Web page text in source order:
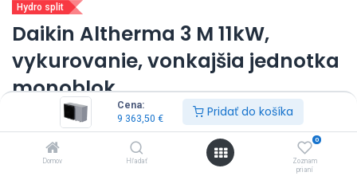
Cena:
9 363,50 € Pridať do košíka
Domov Hľadať
0
Zoznam
prianí
Hydro split
Daikin Altherma 3 M 11kW,
vykurovanie, vonkajšia jednotka
monoblok
(0 recenzia)
výkon: 11 kW
záložný ohrev: 3 kW